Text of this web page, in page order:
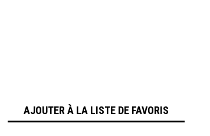
AJOUTER À LA LISTE DE FAVORIS